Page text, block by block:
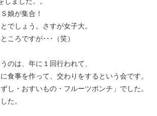
娘が集合！
でしょう。さすが女子大。
ころですが･･･（笑）
のは、年に１回行われて、
食事を作って、交わりをするという会です。
し・おすいもの・フルーツポンチ」でした。
た。